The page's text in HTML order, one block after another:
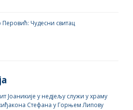
Перовић: Чудесни свитац
Јоаникије у недјељу служи у храму
Стефана у Горњем Липову